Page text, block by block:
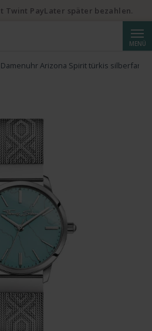
MENÜ
Arizona Spirit türkis
Twint PayLater später bezahlen.